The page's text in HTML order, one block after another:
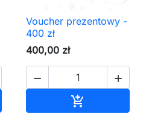
Voucher prezentowy -
400 zł
400,00 zł
 
